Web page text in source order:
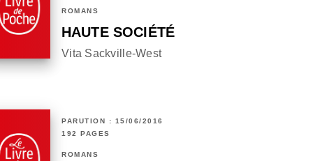
ROMANS
HAUTE SOCIÉTÉ
Vita Sackville-West
PARUTION : 15/06/2016
192 PAGES
ROMANS